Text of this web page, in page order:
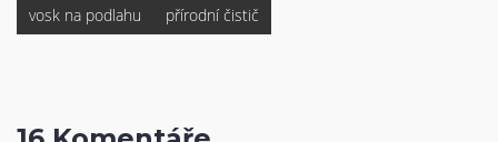
vosk na podlahu přírodní čistič